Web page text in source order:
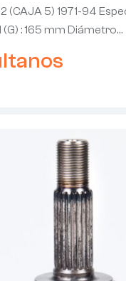
(CAJA 5) 1971-94
: 165 mm Diámetro…